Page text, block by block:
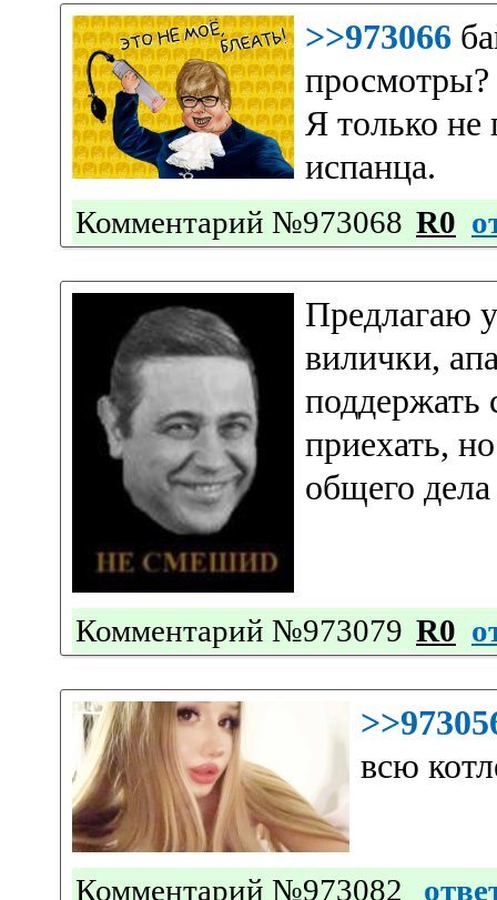
>>973066
просмотры?
Я только не
испанца.
Комментарий №973068 R0
Предлагаю
вилички,
поддержать
приехать,
общего дела
Комментарий №973079 R0
всю
Комментарий №973082